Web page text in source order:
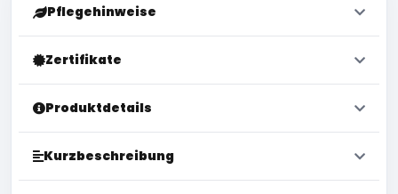
Pflegehinweise
Zertifikate
Produktdetails
Kurzbeschreibung